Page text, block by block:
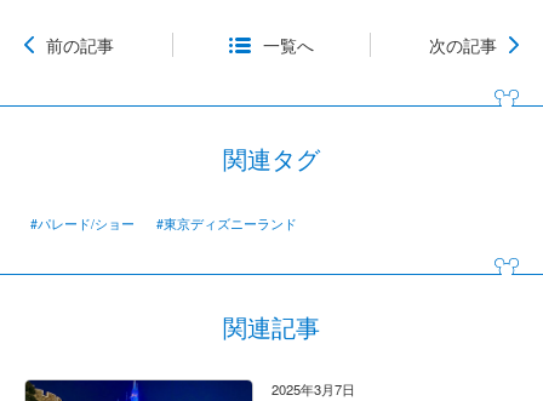
前の記事 一覧へ 次の記事
関連タグ
#パレード/ショー #東京ディズニーランド
関連記事
2025年3月7日